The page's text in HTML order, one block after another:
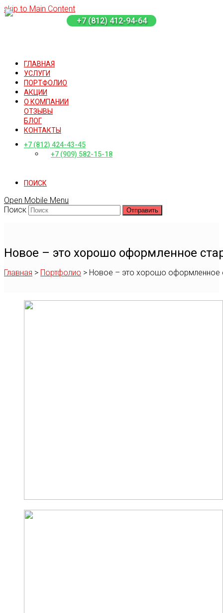
+7 (812) 412-94-64
skip to Main Content
ГЛАВНАЯ
УСЛУГИ
ПОРТФОЛИО
АКЦИИ
О КОМПАНИИ
ОТЗЫВЫ
БЛОГ
КОНТАКТЫ
+7 (812) 424-43-45
+7 (909) 582-15-18
ПОИСК
Open Mobile Menu
Поиск
Отправить
Новое – это хорошо оформленное
Главная > Портфолио > Новое – это хорошо оформленное